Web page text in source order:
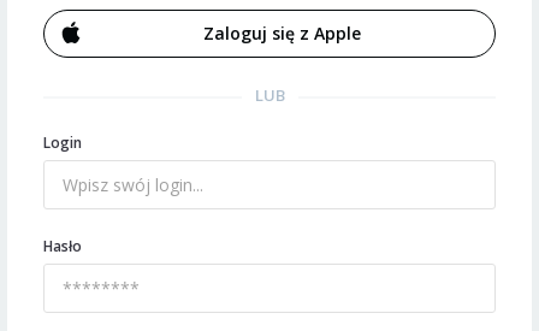
Zaloguj się z Apple
LUB
Login
Hasło